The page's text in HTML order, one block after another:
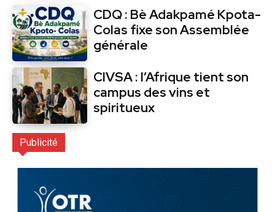
CDQ : Bè Adakpamé Kpota-
Colas fixe son Assemblée
générale
CIVSA : l’Afrique tient son
campus des vins et
spiritueux
Publicité